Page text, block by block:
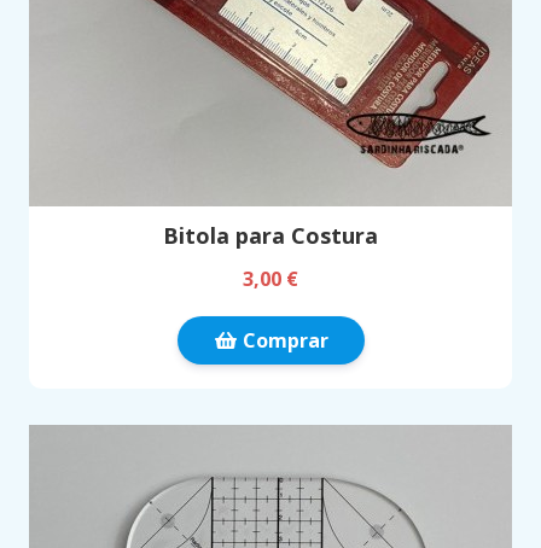
Bitola para Costura
3,00 €
Comprar